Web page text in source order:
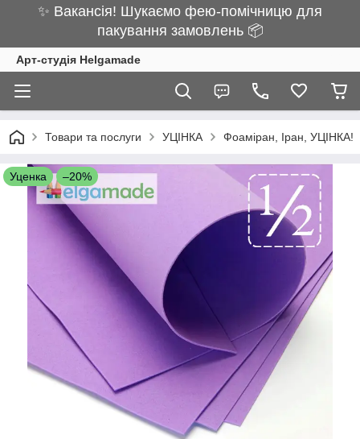
✨ Вакансія! Шукаємо фею-помічницю для
пакування замовлень 📦
Арт-студія Helgamade
Товари та послуги УЦІНКА Фоаміран, Іран, УЦІНКА!
Уценка –20%